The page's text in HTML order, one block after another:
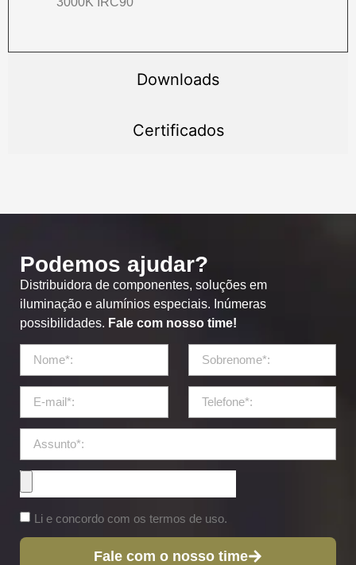
Downloads
Certificados
Podemos ajudar?
Distribuidora de componentes, soluções em
iluminação e alumínios especiais. Inúmeras
possibilidades. Fale com nosso time!
Li e concordo com os termos de uso.
Fale com o nosso time